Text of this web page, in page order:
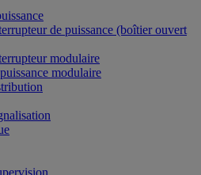
de puissance (boîtier ouvert
modulaire
modulaire